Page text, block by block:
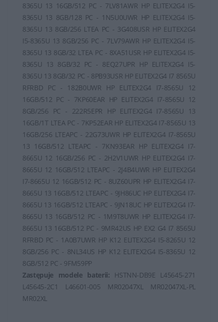
8365U 13 16GB/512 PC - 7LV81AWR HP ELITEX2G4 I5-
8365U 13 8GB/128 PC - 1N5U0UWR HP ELITEX2G4 I5-
8365U 13 8GB/256 LTEA PC - 3G408USR HP ELITEX2G4
I5-8365U 13 8GB/256 PC - 7LV79AWR HP ELITEX2G4 I5-
8365U 13 8GB/32 LTEA PC - 8XA51USR HP ELITEX2G4 I5-
8365U 13 8GB/32 PC - 8EQ27UPR HP ELITEX2G4 I5-
8365U 13 8GB/32 PC - 8PB93USR HP ELITEX2G4 I7 8565U
RFRBD PC - 182B0UWR HP ELITEX2G4 I7-8565U 12
16GB/512 PC - 7KP60EAR HP ELITEX2G4 I7-8565U 12
8GB/256 PC - 222R5EPR HP ELITEX2G4 I7-8565U 13
16GB/1T LTEA PC - 7KP52EAR HP ELITEX2G4 I7-8565U 13
16GB/256 LTEAPC - 22G73UWR HP ELITEX2G4 I7-8565U
13 16GB/512 LTEAPC - 7KN93EAR HP ELITEX2G4 I7-
8665U 12 16GB/256 PC - 2H2V1UWR HP ELITEX2G4 I7-
8665U 12 16GB/512 LTEAPC - 2J4B4UWR HP ELITEX2G4
I7-8665U 12 16GB/512 PC - 8UZ60UPR HP ELITEX2G4 I7-
8665U 13 16GB/512 LTEAPC - 9JH86UC HP ELITEX2G4 I7-
8665U 13 16GB/512 LTEAPC - 9JN18UC HP ELITEX2G4 I7-
8665U 13 16GB/512 PC - 1M9T8UWR HP ELITEX2G4 I7-
8665U 13 16GB/512 PC - 9MR42US HP EX2 G4 I7 8565U
RFRBD PC - 1A0B7UWR HP K12 ELITEX2G4 I5-8265U 12
8GB/256 PC - 8NL34US HP K12 ELITEX2G4 I5-8365U 12
8GB/512 PC - 9FM59PP
Zastępuje modele baterii: HSTNN-DB9E L45645-271
L45645-2C1 L46601-005 MR02047XL MR02047XL-PL
MR02XL